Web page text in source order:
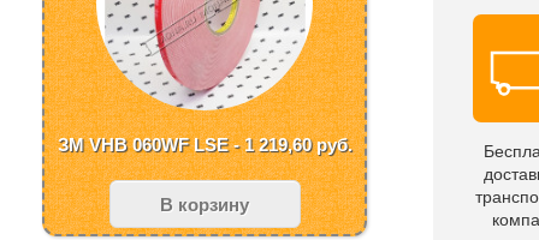
ЗМ VHB 060WF LSE - 1 219,60руб.
В корзину